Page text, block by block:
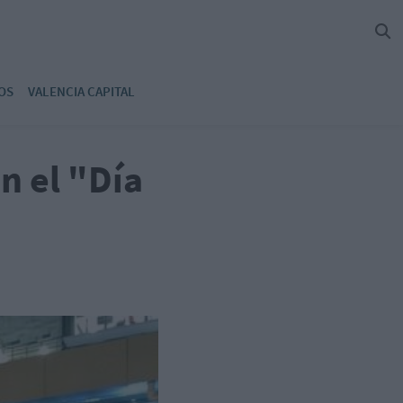
VALENCIA CAPITAL
el "Día